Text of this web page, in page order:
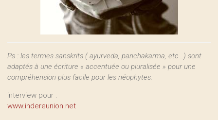
Ps : les termes sanskrits ( ayurveda, panchakarma, etc ..) sont
adaptés à une écriture « accentuée ou pluralisée » pour une
compréhension plus facile pour les néophytes.
interview pour :
www.indereunion.net